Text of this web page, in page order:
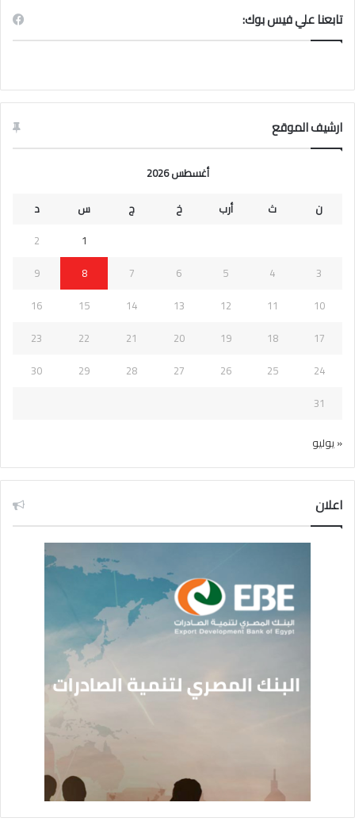
تابعنا علي فيس بوك:
ارشيف الموقع
أغسطس 2026
ن
ث أرب خ ج س
د
1
2
3
4
5
6
7
8
9
10
11
12
13
14
15
16
17
18
19
20
21
22
23
24
25
26
27
28
29
30
31
« يوليو
اعلان